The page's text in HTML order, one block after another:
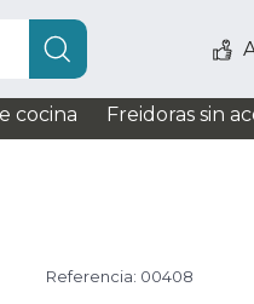
cocina Freidoras sin
Referencia: 00408